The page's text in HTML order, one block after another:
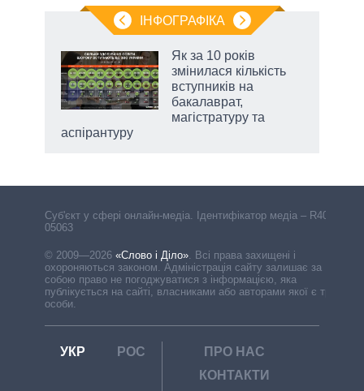
ІНФОГРАФІКА
Як за 10 років
змінилася кількість
вступників на
бакалаврат,
магістратуру та
аспірантуру
Cуб'єкт у сфері онлайн-медіа. Ідентифікатор медіа – R40-
05063
© 2009—2026 «Слово і Діло». Всі права захищені і
охороняються законом. Адміністрація сайту залишає за
собою право не погоджуватися з інформацією, яка
публікується на сайті, власниками або авторами якої є треті
особи.
УКР РОС
ПРО НАС
КОНТАКТИ